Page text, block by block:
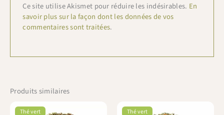
Ce site utilise Akismet pour réduire les indésirables. En
savoir plus sur la façon dont les données de vos
commentaires sont traitées.
Produits similaires
Thé vert Thé vert